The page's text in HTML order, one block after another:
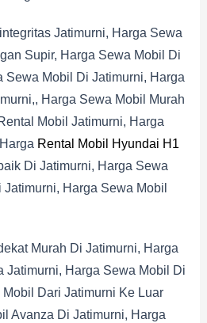
Jatimurni, Harga Sewa
Supir, Harga Sewa Mobil Di
Sewa Mobil Di Jatimurni, Harga
Harga Sewa Mobil Murah
Mobil Jatimurni, Harga
Rental Mobil Hyundai H1
Di Jatimurni, Harga Sewa
Harga Sewa Mobil
Murah Di Jatimurni, Harga
Jatimurni, Harga Sewa Mobil Di
Dari Jatimurni Ke Luar
Avanza Di Jatimurni, Harga